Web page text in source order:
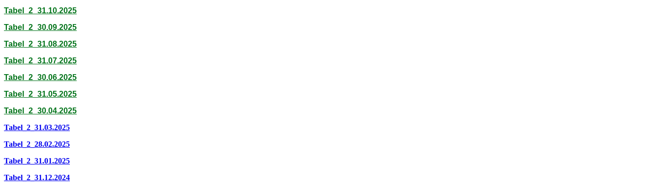
Tabel_2_31.10.2025
Tabel_2_30.09.2025
Tabel_2_31.08.2025
Tabel_2_31.07.2025
Tabel_2_30.06.2025
Tabel_2_31.05.2025
Tabel_2_30.04.2025
Tabel_2_31.03.2025
Tabel_2_28.02.2025
Tabel_2_31.01.2025
Tabel_2_31.12.2024